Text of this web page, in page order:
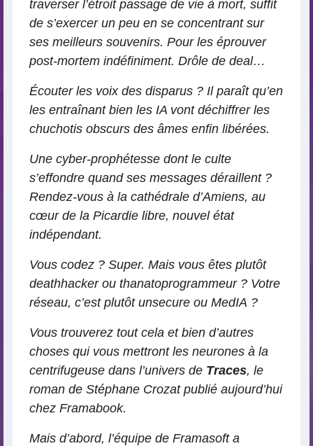
traverser l’étroit passage de vie à mort, suffit
de s’exercer un peu en se concentrant sur
ses meilleurs souvenirs. Pour les éprouver
post-mortem indéfiniment. Drôle de deal…
Écouter les voix des disparus ? Il paraît qu’en
les entraînant bien les IA vont déchiffrer les
chuchotis obscurs des âmes enfin libérées.
Une cyber-prophétesse dont le culte
s’effondre quand ses messages déraillent ?
Rendez-vous à la cathédrale d’Amiens, au
cœur de la Picardie libre, nouvel état
indépendant.
Vous codez ? Super. Mais vous êtes plutôt
deathhacker ou thanatoprogrammeur ? Votre
réseau, c’est plutôt unsecure ou MedIA ?
Vous trouverez tout cela et bien d’autres
choses qui vous mettront les neurones à la
centrifugeuse dans l’univers de Traces, le
roman de Stéphane Crozat publié aujourd’hui
chez Framabook.
Mais d’abord, l’équipe de Framasoft a